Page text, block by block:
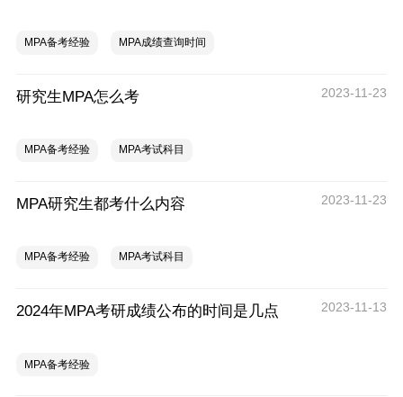
MPA备考经验 MPA成绩查询时间
研究生MPA怎么考 2023-11-23
MPA备考经验 MPA考试科目
MPA研究生都考什么内容 2023-11-23
MPA备考经验 MPA考试科目
2024年MPA考研成绩公布的时间是几点 2023-11-13
MPA备考经验